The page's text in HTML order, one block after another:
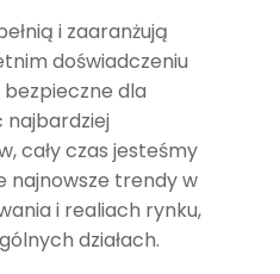
i zaaranżują
doświadczeniu
bezpieczne dla
najbardziej
cały czas jesteśmy
najnowsze trendy w
i realiach rynku,
działach.